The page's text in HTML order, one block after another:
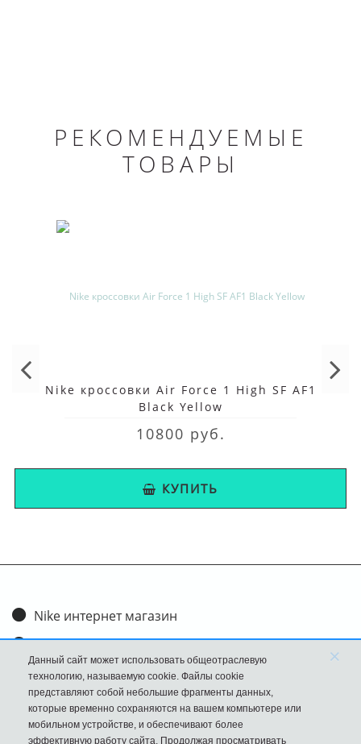
РЕКОМЕНДУЕМЫЕ
ТОВАРЫ
Nike кроссовки Air Force 1 High SF AF1
Black Yellow
10800 руб.
КУПИТЬ
Nike интернет магазин
Доставка и оплата
Обмен и возврат
Размеры
FAQ
Данный сайт может использовать общеотраслевую
технологию, называемую cookie. Файлы cookie
представляют собой небольшие фрагменты данных,
которые временно сохраняются на вашем компьютере или
мобильном устройстве, и обеспечивают более
эффективную работу сайта. Продолжая просматривать
×